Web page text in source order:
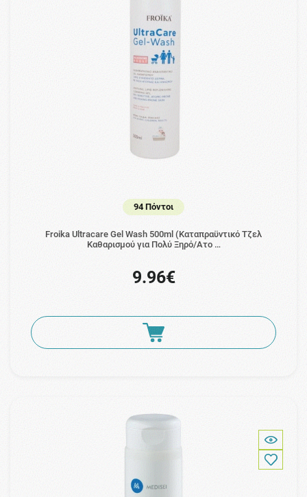
94 Πόντοι
Froika Ultracare Gel Wash 500ml (Καταπραϋντικό Τζελ
Καθαρισμού για Πολύ Ξηρό/Ατο …
9.96€